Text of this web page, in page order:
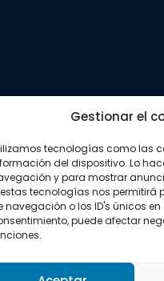
Gestionar el
tecnologías como las
del dispositivo. Lo
y para mostrar
tecnologías nos permitirá
navegación o los ID's únicos en
puede afectar